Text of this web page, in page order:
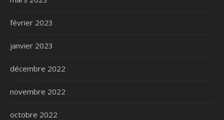
février 2023
janvier 2023
décembre 2022
novembre 2022
octobre 2022